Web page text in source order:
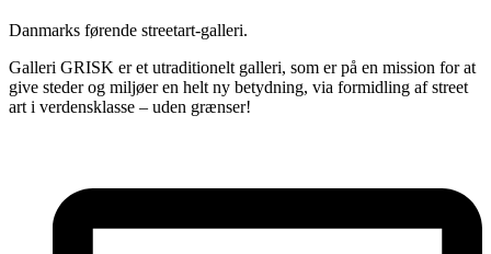
Danmarks førende streetart-galleri.
Galleri GRISK er et utraditionelt galleri, som er på en mission for at
give steder og miljøer en helt ny betydning, via formidling af street
art i verdensklasse – uden grænser!